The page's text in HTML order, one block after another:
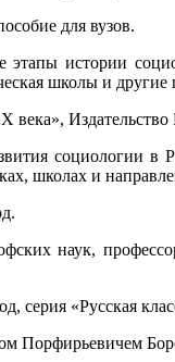
для вузов.
истории
школы и
Издательство
социологии
школах и
наук,
«Русская